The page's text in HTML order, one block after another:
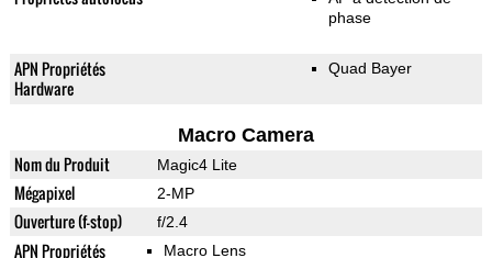
phase
APN Propriétés
Hardware
Quad Bayer
Macro Camera
Nom du Produit Magic4 Lite
Mégapixel 2-MP
Ouverture (f-stop) f/2.4
APN Propriétés
Macro Lens